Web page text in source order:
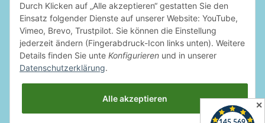
Durch Klicken auf „Alle akzeptieren“ gestatten Sie den
Einsatz folgender Dienste auf unserer Website: YouTube,
Vimeo, Brevo, Trustpilot. Sie können die Einstellung
jederzeit ändern (Fingerabdruck-Icon links unten). Weitere
Details finden Sie unte Konfigurieren und in unserer
Datenschutzerklärung.
Alle akzeptieren
✕